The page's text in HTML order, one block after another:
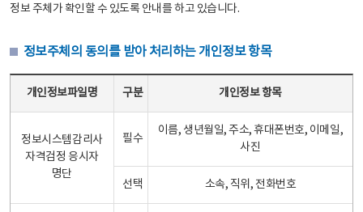
정보 주체가 확인할 수 있도록 안내를 하고 있습니다.
정보주체의 동의를 받아 처리하는 개인정보 항목
개인정보파일명 구분 개인정보 항목
정보시스템감리사
자격검정 응시자
명단
필수
이름, 생년월일, 주소, 휴대폰번호, 이메일,
사진
선택 소속, 직위, 전화번호